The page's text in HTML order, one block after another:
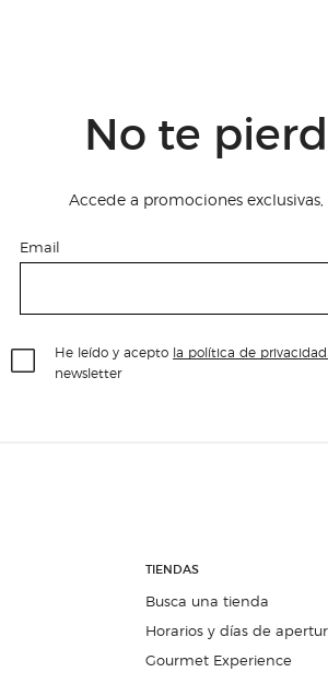
No te
Accede a promociones
Email
He leído y acepto la política de
newsletter
TIENDAS
Busca una tienda
Horarios y días de
Gourmet Experience